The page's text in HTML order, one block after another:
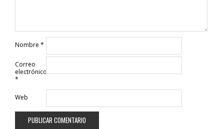
Nombre *
Correo
electrónico
*
Web